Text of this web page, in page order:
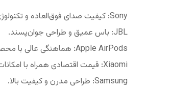
Sony: کیفیت صدای فوق‌العاده و تکنولوژی حذف نویز.
JBL: باس عمیق و طراحی جوان‌پسند.
Apple AirPods: هماهنگی عالی با محصولات اپل.
Xiaomi: قیمت اقتصادی همراه با امکانات متنوع.
Samsung: طراحی مدرن و کیفیت بالا.